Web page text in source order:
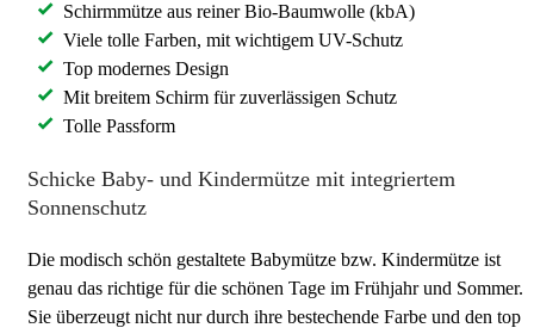
Schirmmütze aus reiner Bio-Baumwolle (kbA)
Viele tolle Farben, mit wichtigem UV-Schutz
Top modernes Design
Mit breitem Schirm für zuverlässigen Schutz
Tolle Passform
Schicke Baby- und Kindermütze mit integriertem
Sonnenschutz
Die modisch schön gestaltete Babymütze bzw. Kindermütze ist
genau das richtige für die schönen Tage im Frühjahr und Sommer.
Sie überzeugt nicht nur durch ihre bestechende Farbe und den top